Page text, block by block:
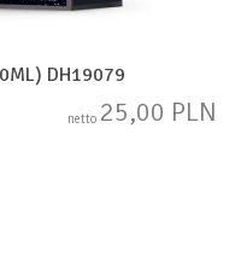
DH19079
netto 25,00 PLN